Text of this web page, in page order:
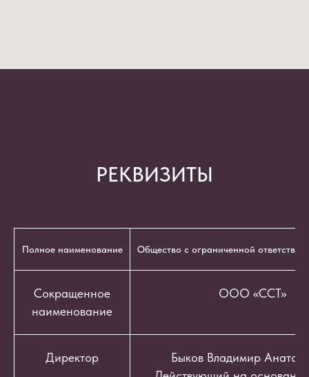
РЕКВИЗИТЫ
Полное наименование Общество с ограниченной
Сокращенное
наименование
ООО «ССТ»
Директор
Быков Владимир